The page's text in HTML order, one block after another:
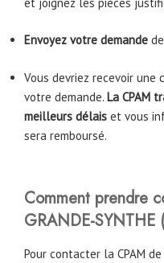
Envoyez votre demande
Vous devriez recevoir une
votre demande. La CPAM
meilleurs délais et vous
sera remboursé.
Comment prendre
GRANDE-SYNTHE
Pour contacter la CPAM de